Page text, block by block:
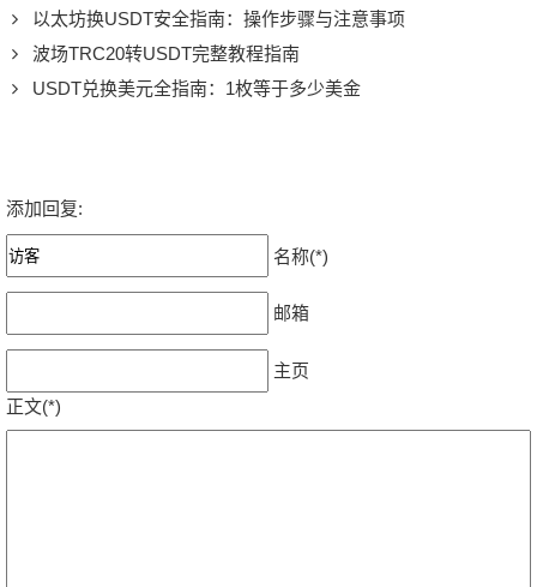
以太坊换USDT安全指南：操作步骤与注意事项
波场TRC20转USDT完整教程指南
USDT兑换美元全指南：1枚等于多少美金
添加回复:
名称(*)
邮箱
主页
正文(*)